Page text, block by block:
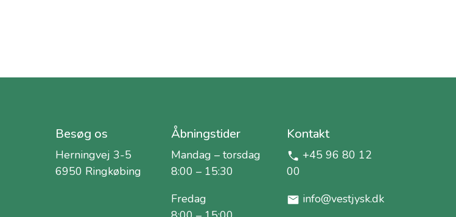
Besøg os
Herningvej 3-5
6950 Ringkøbing
Åbningstider
Mandag – torsdag
8:00 – 15:30
Fredag
Kontakt
+45 96 80 12
00
info@vestjysk.dk